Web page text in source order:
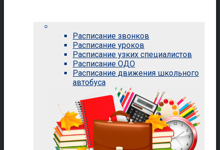
Расписание звонков
Расписание уроков
Расписание узких специалистов
Расписание ОДО
Расписание движения школьного
автобуса